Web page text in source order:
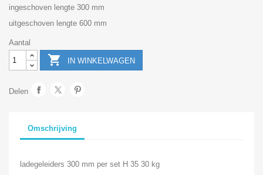
ingeschoven lengte 300 mm
uitgeschoven lengte 600 mm
Aantal
 IN WINKELWAGEN
Delen
Omschrijving
ladegeleiders 300 mm per set H 35 30 kg